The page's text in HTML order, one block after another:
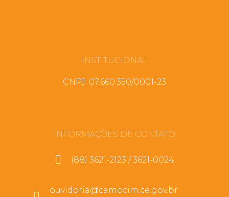
INSTITUCIONAL
CNPJ: 07.660.350/0001-23
INFORMAÇÕES DE CONTATO
(88) 3621-2123 / 3621-0024
ouvidoria@camocim.ce.gov.br